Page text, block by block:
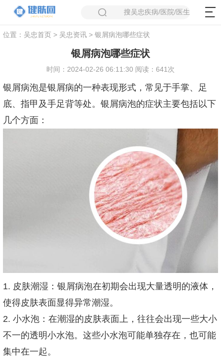
搜吴忠疾病/医院/医生
位置： 吴忠首页> 吴忠资讯> 银屑病泡哪些症状
银屑病泡哪些症状
时间：2024-02-26 06:11:30 阅读：641次
银屑病泡是银屑病的一种表现形式，常见于手掌、足
底、指甲及手足背等处。银屑病泡的症状主要包括以下
几个方面：
1. 皮肤潮湿：银屑病泡在初期会出现大量透明的液体，
使得皮肤表面显得异常潮湿。
2. 小水泡：在潮湿的皮肤表面上，往往会出现一些大小
不一的透明小水泡。这些小水泡可能单独存在，也可能
集中在一起。